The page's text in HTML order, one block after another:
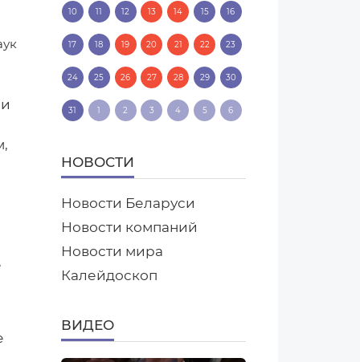
10 11 12 13 14 15 16
17 18 19 20 21 22 23
24 25 26 27 28 29 30
31 1 2 3 4 5 6
НОВОСТИ
Новости Беларуси
Новости компаний
Новости мира
Калейдоскоп
ВИДЕО